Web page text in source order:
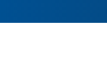
ai contenuti